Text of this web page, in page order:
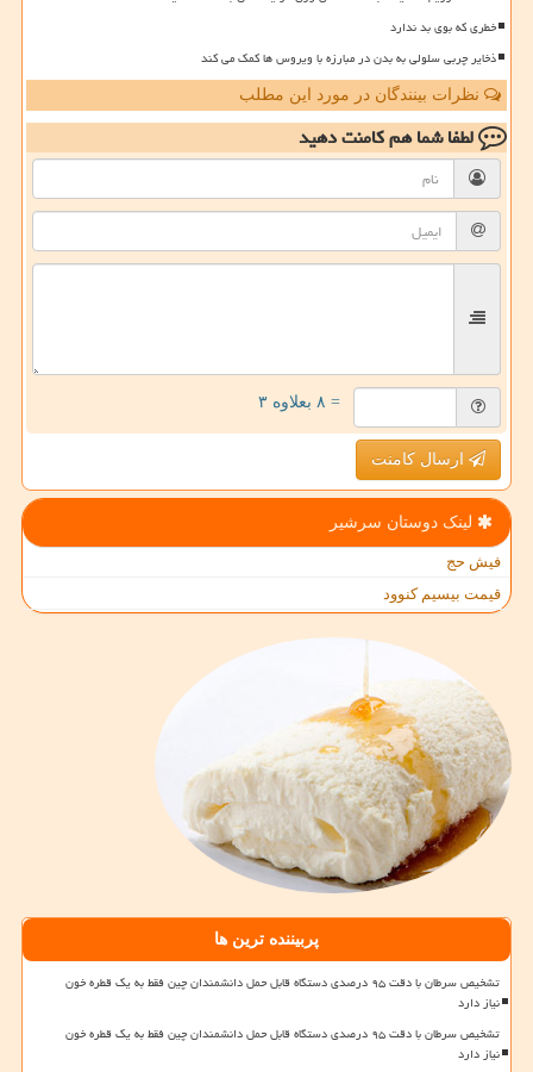
خطری که بوی بد ندارد
ذخایر چربی سلولی به بدن در مبارزه با ویروس ها کمک می کند
نظرات بینندگان در مورد این مطلب
لطفا شما همکامنت دهید
= ۸ بعلاوه ۳
ارسال کامنت
لینک دوستان سرشیر
فیش حج
قیمت بیسیم کنوود
پربیننده ترین ها
تشخیص سرطان با دقت ۹۵ درصدی دستگاه قابل حمل دانشمندان چین فقط به یک قطره خون
نیاز دارد
تشخیص سرطان با دقت ۹۵ درصدی دستگاه قابل حمل دانشمندان چین فقط به یک قطره خون
نیاز دارد